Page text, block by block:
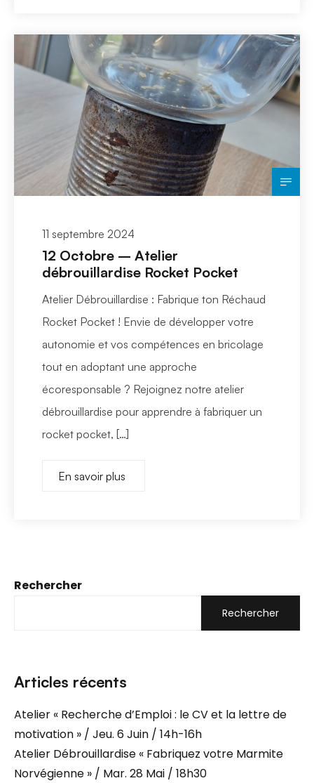
Rechercher
Rechercher
Articles récents
Atelier « Recherche d’Emploi : le CV et la lettre de
motivation » / Jeu. 6 Juin / 14h-16h
Atelier Débrouillardise « Fabriquez votre Marmite
Norvégienne » / Mar. 28 Mai / 18h30
11 septembre 2024
12 Octobre – Atelier
débrouillardise Rocket Pocket
Atelier Débrouillardise : Fabrique ton Réchaud
Rocket Pocket ! Envie de développer votre
autonomie et vos compétences en bricolage
tout en adoptant une approche
écoresponsable ? Rejoignez notre atelier
débrouillardise pour apprendre à fabriquer un
rocket pocket, […]
En savoir plus